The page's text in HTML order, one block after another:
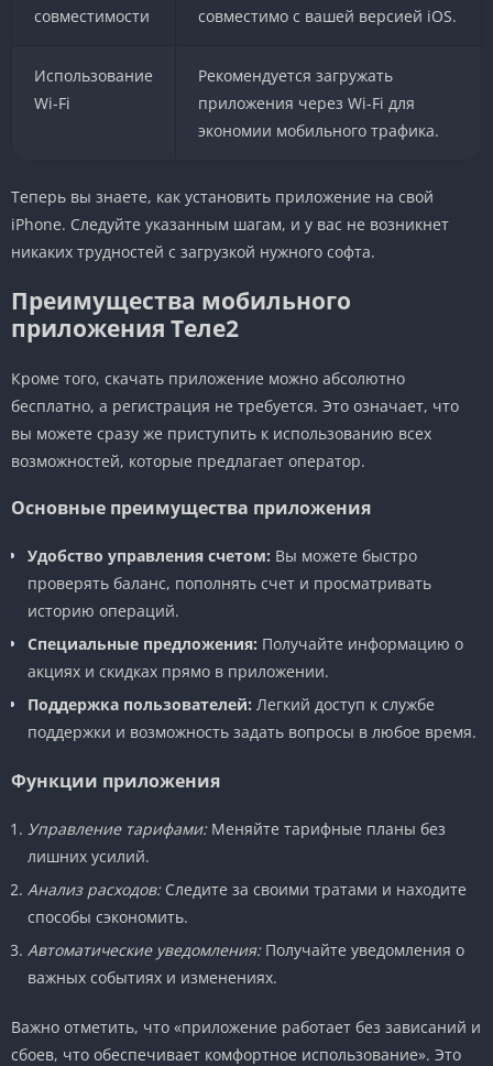
совместимости
совместимо с вашей версией iOS.
Использование
Wi-Fi
Рекомендуется загружать
приложения через Wi-Fi для
экономии мобильного трафика.
Теперь вы знаете, как установить приложение на свой
iPhone. Следуйте указанным шагам, и у вас не возникнет
никаких трудностей с загрузкой нужного софта.
Преимущества мобильного
приложения Теле2
Кроме того, скачать приложение можно абсолютно
бесплатно, а регистрация не требуется. Это означает, что
вы можете сразу же приступить к использованию всех
возможностей, которые предлагает оператор.
Основные преимущества приложения
Удобство управления счетом: Вы можете быстро
проверять баланс, пополнять счет и просматривать
историю операций.
Специальные предложения: Получайте информацию о
акциях и скидках прямо в приложении.
Поддержка пользователей: Легкий доступ к службе
поддержки и возможность задать вопросы в любое время.
Функции приложения
Управление тарифами:Меняйте тарифные планы без
лишних усилий.
Анализ расходов:Следите за своими тратами и находите
способы сэкономить.
Автоматические уведомления:Получайте уведомления о
важных событиях и изменениях.
Важно отметить, что «приложение работает без зависаний и
сбоев, что обеспечивает комфортное использование». Это